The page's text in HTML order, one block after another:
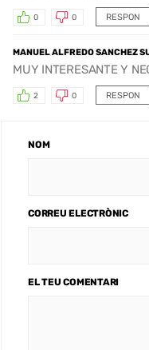
RESPON
0 0
MANUEL ALFREDO SANCHEZ
MUY INTERESANTE Y
RESPON
2 0
NOM
CORREU ELECTRÒNIC
EL TEU COMENTARI